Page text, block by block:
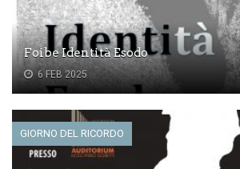
Foibe Identità Esodo
6 FEB 2025
GIORNO DEL RICORDO